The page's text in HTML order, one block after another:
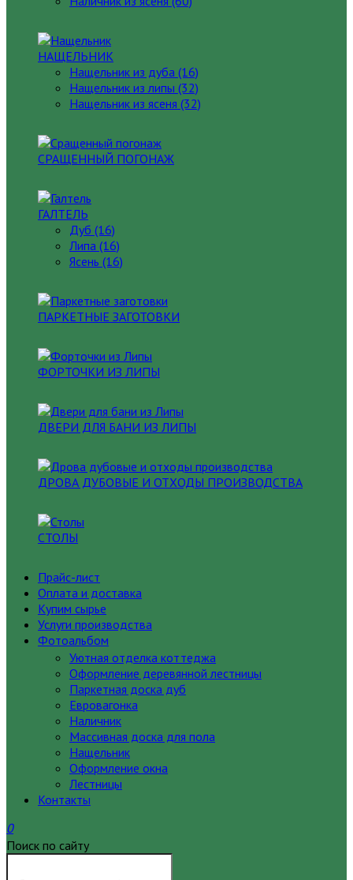
НАЩЕЛЬНИК
Нащельник из дуба (16)
Нащельник из липы (32)
Нащельник из ясеня (32)
СРАЩЕННЫЙ ПОГОНАЖ
ГАЛТЕЛЬ
Дуб (16)
Липа (16)
Ясень (16)
ПАРКЕТНЫЕ ЗАГОТОВКИ
ФОРТОЧКИ ИЗ ЛИПЫ
ДВЕРИ ДЛЯ БАНИ ИЗ ЛИПЫ
ДРОВА ДУБОВЫЕ И ОТХОДЫ ПРОИЗВОДСТВА
СТОЛЫ
Прайс-лист
Оплата и доставка
Купим сырье
Услуги производства
Фотоальбом
Уютная отделка коттеджа
Оформление деревянной лестницы
Паркетная доска дуб
Евровагонка
Наличник
Массивная доска для пола
Нащельник
Оформление окна
Лестницы
Контакты
0
Поиск по сайту